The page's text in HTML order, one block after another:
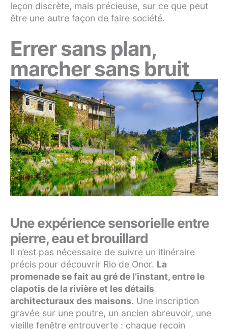
leçon discrète, mais précieuse, sur ce que peut
être une autre façon de faire société.
Errer sans plan,
marcher sans bruit
Une expérience sensorielle entre
pierre, eau et brouillard
Il n’est pas nécessaire de suivre un itinéraire
précis pour découvrir Rio de Onor. La
promenade se fait au gré de l’instant, entre le
clapotis de la rivière et les détails
architecturaux des maisons. Une inscription
gravée sur une poutre, un ancien abreuvoir, une
vieille fenêtre entrouverte : chaque recoin